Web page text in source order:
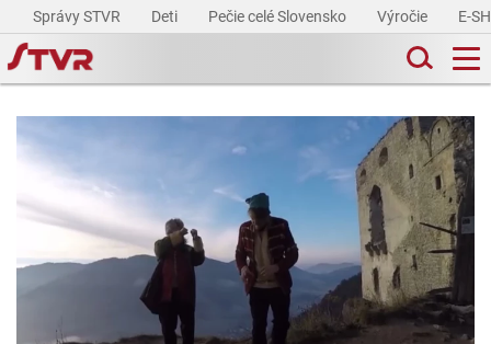
Správy STVR Deti Pečie celé Slovensko Výročie E-